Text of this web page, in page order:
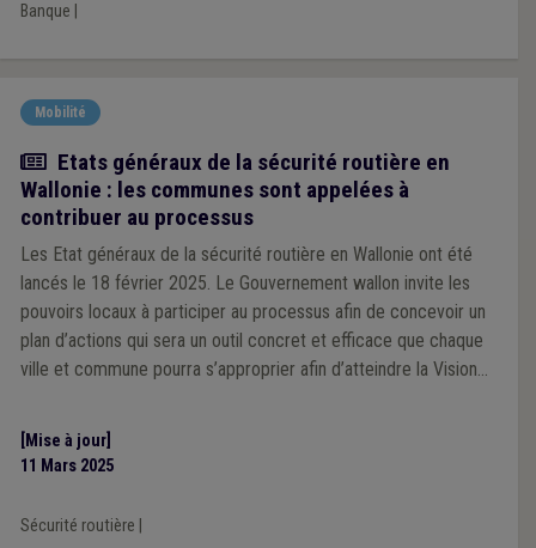
Banque
Mobilité
Actualité
Etats généraux de la sécurité routière en
Wallonie : les communes sont appelées à
contribuer au processus
Les Etat généraux de la sécurité routière en Wallonie ont été
lancés le 18 février 2025. Le Gouvernement wallon invite les
pouvoirs locaux à participer au processus afin de concevoir un
plan d’actions qui sera un outil concret et efficace que chaque
ville et commune pourra s’approprier afin d’atteindre la Vision
[Mise à jour]
11 Mars 2025
Sécurité routière